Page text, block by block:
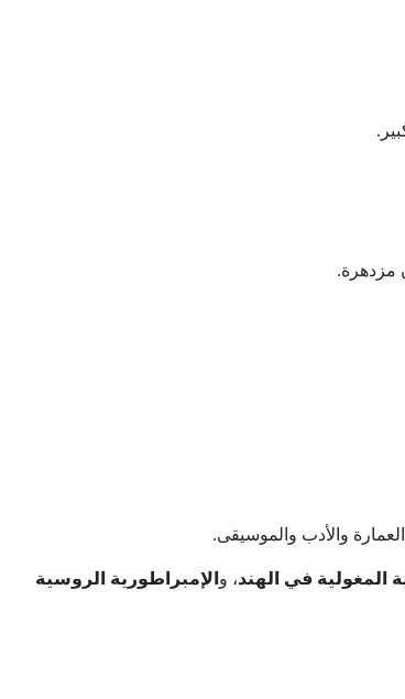
مزدهرة.
والأدب والموسيقى.
المغولية في الهند، والإمبراطورية الروسية